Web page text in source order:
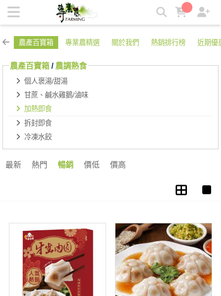
加熱即食 | 專業農
農產百寶箱 專業農精選 關於我們 熱銷排行榜 近期優
農產百寶箱 / 農調熟食
個人褒湯/甜湯
甘蔗、鹹水雞鵝/滷味
加熱即食
拆封即食
冷凍水餃
最新 熱門 暢銷 價低 價高